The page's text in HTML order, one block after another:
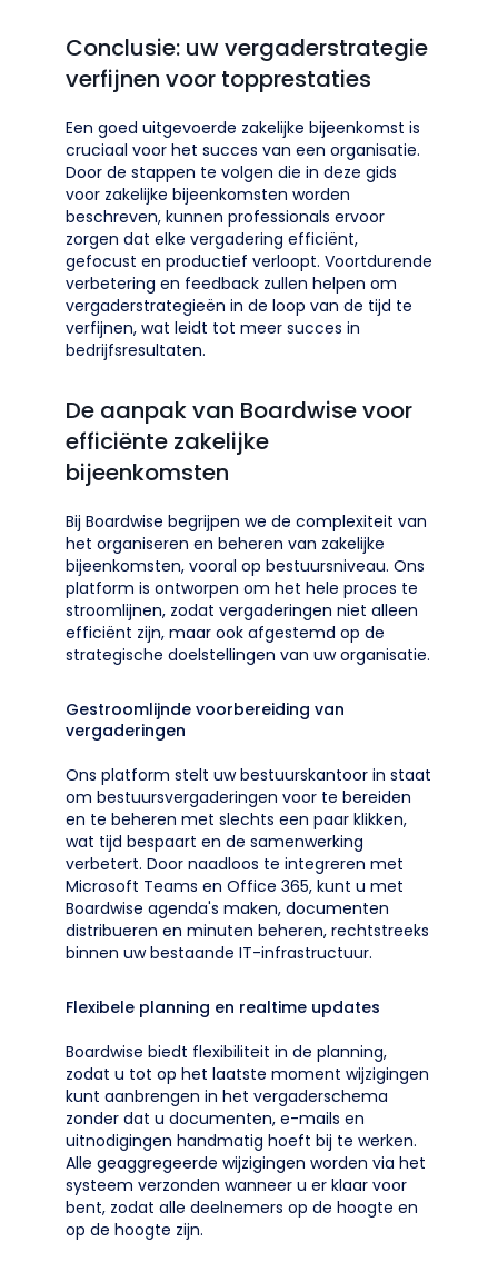
Conclusie: uw vergaderstrategie
verfijnen voor topprestaties
Een goed uitgevoerde zakelijke bijeenkomst is
cruciaal voor het succes van een organisatie.
Door de stappen te volgen die in deze gids
voor zakelijke bijeenkomsten worden
beschreven, kunnen professionals ervoor
zorgen dat elke vergadering efficiënt,
gefocust en productief verloopt. Voortdurende
verbetering en feedback zullen helpen om
vergaderstrategieën in de loop van de tijd te
verfijnen, wat leidt tot meer succes in
bedrijfsresultaten.
De aanpak van Boardwise voor
efficiënte zakelijke
bijeenkomsten
Bij Boardwise begrijpen we de complexiteit van
het organiseren en beheren van zakelijke
bijeenkomsten, vooral op bestuursniveau. Ons
platform is ontworpen om het hele proces te
stroomlijnen, zodat vergaderingen niet alleen
efficiënt zijn, maar ook afgestemd op de
strategische doelstellingen van uw organisatie.
Gestroomlijnde voorbereiding van
vergaderingen
Ons platform stelt uw bestuurskantoor in staat
om bestuursvergaderingen voor te bereiden
en te beheren met slechts een paar klikken,
wat tijd bespaart en de samenwerking
verbetert. Door naadloos te integreren met
Microsoft Teams en Office 365, kunt u met
Boardwise agenda's maken, documenten
distribueren en minuten beheren, rechtstreeks
binnen uw bestaande IT-infrastructuur.
Flexibele planning en realtime updates
Boardwise biedt flexibiliteit in de planning,
zodat u tot op het laatste moment wijzigingen
kunt aanbrengen in het vergaderschema
zonder dat u documenten, e-mails en
uitnodigingen handmatig hoeft bij te werken.
Alle geaggregeerde wijzigingen worden via het
systeem verzonden wanneer u er klaar voor
bent, zodat alle deelnemers op de hoogte en
op de hoogte zijn.